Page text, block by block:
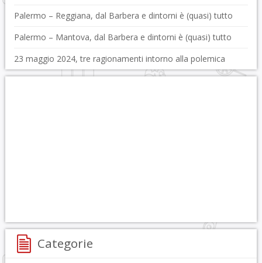
Palermo – Reggiana, dal Barbera e dintorni è (quasi) tutto
Palermo – Mantova, dal Barbera e dintorni è (quasi) tutto
23 maggio 2024, tre ragionamenti intorno alla polemica
Categorie